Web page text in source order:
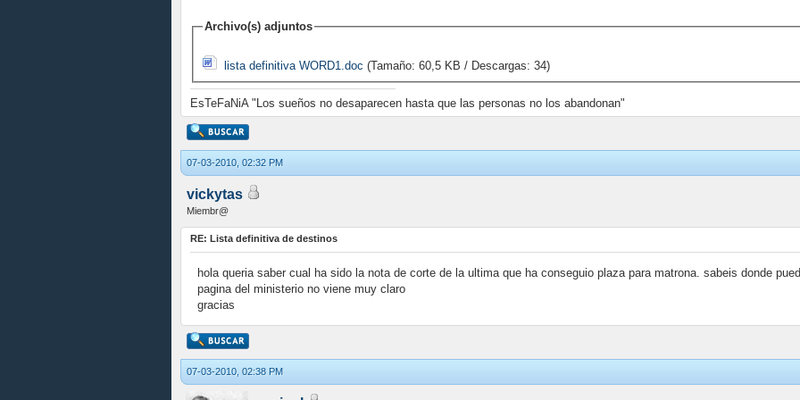
Archivo(s) adjuntos
lista definitiva WORD1.doc (Tamaño: 60,5 KB / Descargas: 34)
EsTeFaNiA "Los sueños no desaparecen hasta que las personas no los abandonan"
07-03-2010, 02:32 PM
vickytas
Miembr@
RE: Lista definitiva de destinos
hola queria saber cual ha sido la nota de corte de la ultima que ha conseguio plaza para matrona. sabeis donde
pagina del ministerio no viene muy claro
gracias
07-03-2010, 02:38 PM